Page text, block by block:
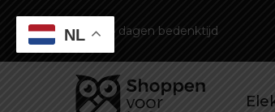
1 jaar garantie op
NL